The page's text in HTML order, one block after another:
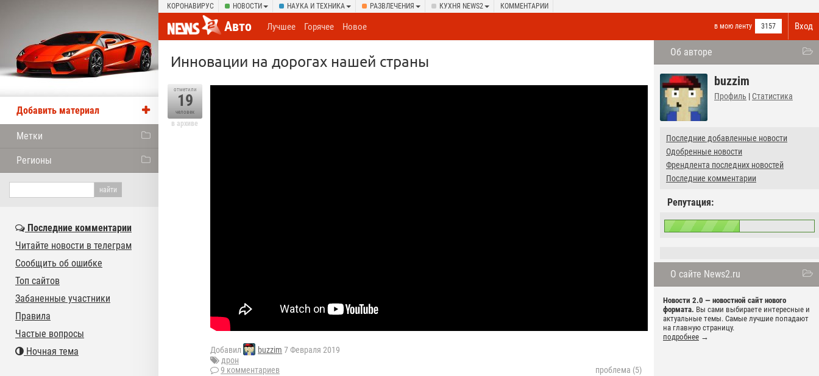
КОРОНАВИРУС НОВОСТИ НАУКА И ТЕХНИКА РАЗВЛЕЧЕНИЯ КУХНЯ NEWS2 КОММЕНТАРИИ
Вход
Авто в мою ленту 3157
Лучшее Горячее Новое
Об авторе
buzzim
Профиль | Статистика
Последние добавленные новости
Одобренные новости
Френдлента последних новостей
Последние комментарии
Репутация:
О сайте News2.ru
Новости 2.0 — новостной сайт нового
формата. Вы сами выбираете интересные и
актуальные темы. Самые лучшие попадают
на главную страницу.
подробнее →
Инновации на дорогах нашей страны
отметили
19
человек
в архиве
Добавил buzzim 7 Февраля 2019
дрон
9 комментариев
проблема (5)
Добавить материал
Метки
Регионы
Последние комментарии
Читайте новости в телеграм
Сообщить об ошибке
Топ сайтов
Забаненные участники
Правила
Частые вопросы
Ночная тема